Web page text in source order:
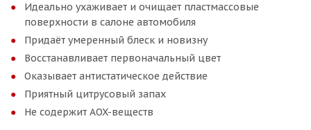
Идеально ухаживает и очищает пластмассовые
поверхности в салоне автомобиля
Придаёт умеренный блеск и новизну
Восстанавливает первоначальный цвет
Оказывает антистатическое действие
Приятный цитрусовый запах
Не содержит AOX-веществ